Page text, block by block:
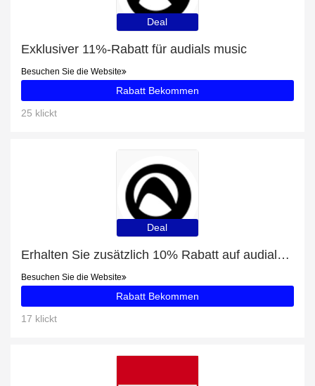
Deal
Exklusiver 11%-Rabatt für audials music
Besuchen Sie die Website
Rabatt Bekommen
25 klickt
Deal
Erhalten Sie zusätzlich 10% Rabatt auf audials one
Besuchen Sie die Website
Rabatt Bekommen
17 klickt